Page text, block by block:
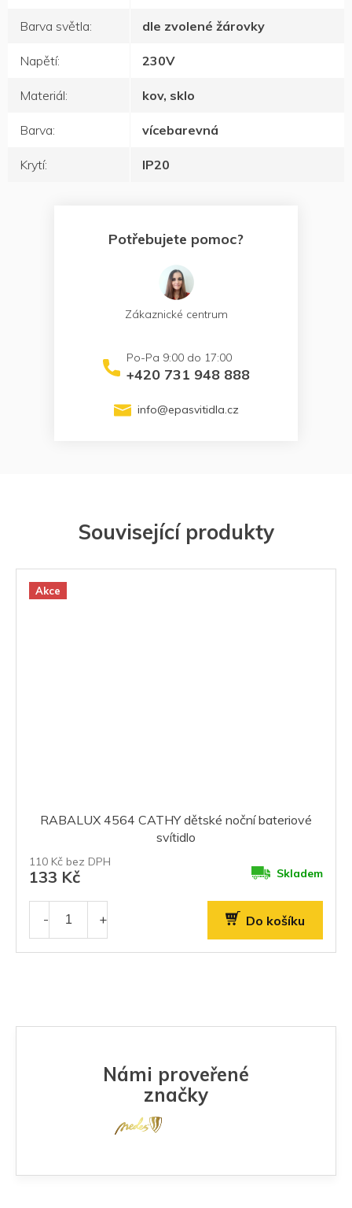
Související produkty
Akce
RABALUX 4564 CATHY dětské noční bateriové
svítidlo
110 Kč bez DPH
133 Kč Skladem
Do košíku
Barva světla: dle zvolené žárovky
Napětí: 230V
Materiál: kov, sklo
Barva: vícebarevná
Krytí: IP20
Potřebujete pomoc?
Zákaznické centrum
+420 731 948 888
info@epasvitidla.cz
Námi proveřené
značky